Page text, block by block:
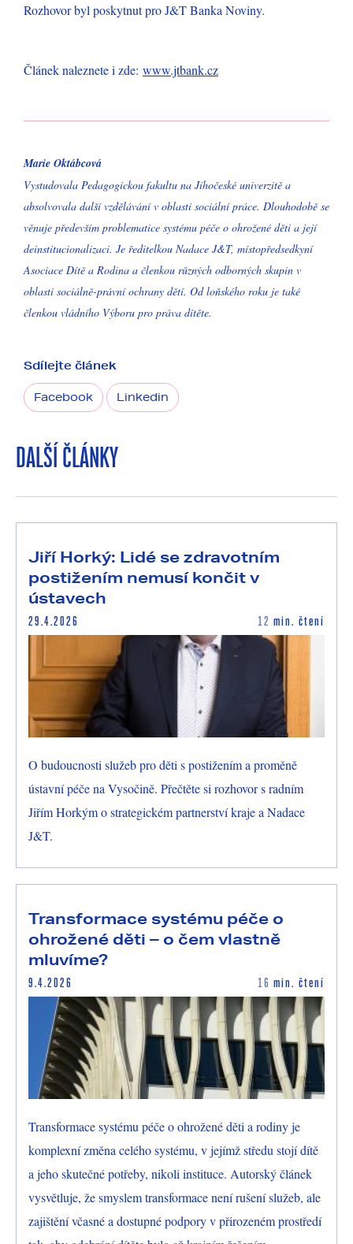
Rozhovor byl poskytnut pro J&T Banka Noviny.
Článek naleznete i zde: www.jtbank.cz
Marie Oktábcová
Vystudovala Pedagogickou fakultu na Jihočeské univerzitě a
absolvovala další vzdělávání v oblasti sociální práce. Dlouhodobě se
věnuje především problematice systému péče o ohrožené děti a její
deinstitucionalizaci. Je ředitelkou Nadace J&T, místopředsedkyní
Asociace Dítě a Rodina a členkou různých odborných skupin v
oblasti sociálně-právní ochrany dětí. Od loňského roku je také
členkou vládního Výboru pro práva dítěte.
Sdílejte článek
Facebook Linkedin
DALŠÍ ČLÁNKY
Jiří Horký: Lidé se zdravotním
postižením nemusí končit v
ústavech
29.4.2026 12 min. čtení
O budoucnosti služeb pro děti s postižením a proměně
ústavní péče na Vysočině. Přečtěte si rozhovor s radním
Jiřím Horkým o strategickém partnerství kraje a Nadace
J&T.
Transformace systému péče o
ohrožené děti – o čem vlastně
mluvíme?
9.4.2026 16 min. čtení
Transformace systému péče o ohrožené děti a rodiny je
komplexní změna celého systému, v jejímž středu stojí dítě
a jeho skutečné potřeby, nikoli instituce. Autorský článek
vysvětluje, že smyslem transformace není rušení služeb, ale
zajištění včasné a dostupné podpory v přirozeném prostředí